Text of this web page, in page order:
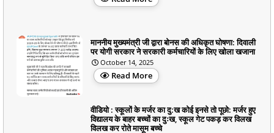
माननीय मुख्यमंत्री जी द्वारा बोनस की अधिकृत घोषणा: दिवाली
पर योगी सरकार ने सरकारी कर्मचारियों के लिए खोला खजाना
October 14, 2025
Read More
वीडियो : स्कूलों के मर्जर का दु:ख कोई इनसे तो पूछो: मर्जर हुए
विद्यालय के बाहर बच्चों का दुःख, स्कूल गेट पकड़ कर विलख
विलख कर रोते मासूम बच्चे